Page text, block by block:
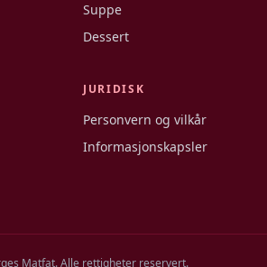
Suppe
Dessert
JURIDISK
Personvern og vilkår
Informasjonskapsler
Matfat. Alle rettigheter reservert.